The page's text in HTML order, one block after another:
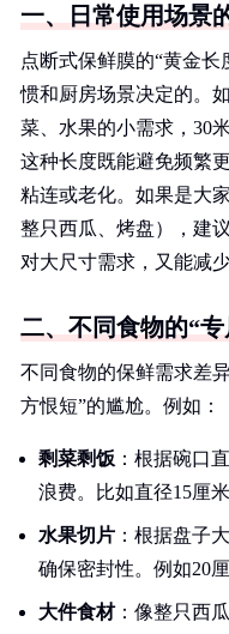
一、日常使用场景
点断式保鲜膜的“黄金
惯和厨房场景决定的。
菜、水果的小需求，30
这种长度既能避免频繁
粘连或老化。如果是大
整只西瓜、烤盘），建
对大尺寸需求，又能减
二、不同食物的“专
不同食物的保鲜需求差
方恨短”的尴尬。例如：
剩菜剩饭 ：根据碗口
浪费。比如直径15厘
水果切片 ：根据盘子
确保密封性。例如20
大件食材：像整只西